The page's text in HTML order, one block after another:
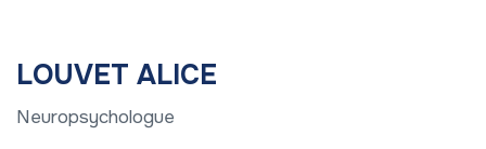
LOUVET ALICE
Neuropsychologue